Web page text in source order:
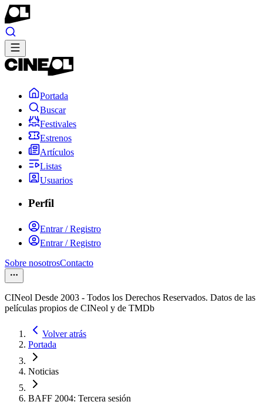
Portada
Buscar
Festivales
Estrenos
Artículos
Listas
Usuarios
Perfil
Entrar / Registro
Entrar / Registro
Sobre nosotrosContacto
CINeol Desde 2003 - Todos los Derechos Reservados. Datos de las
películas propios de CINeol y de TMDb
Volver atrás
Portada
Noticias
BAFF 2004: Tercera sesión